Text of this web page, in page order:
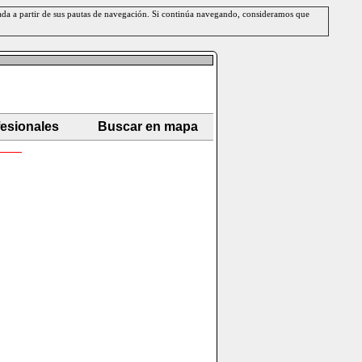
a partir de sus pautas de navegación. Si continúa navegando, consideramos que
Buscar en mapa